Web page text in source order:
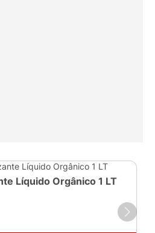
Líquido Orgânico 1 LT